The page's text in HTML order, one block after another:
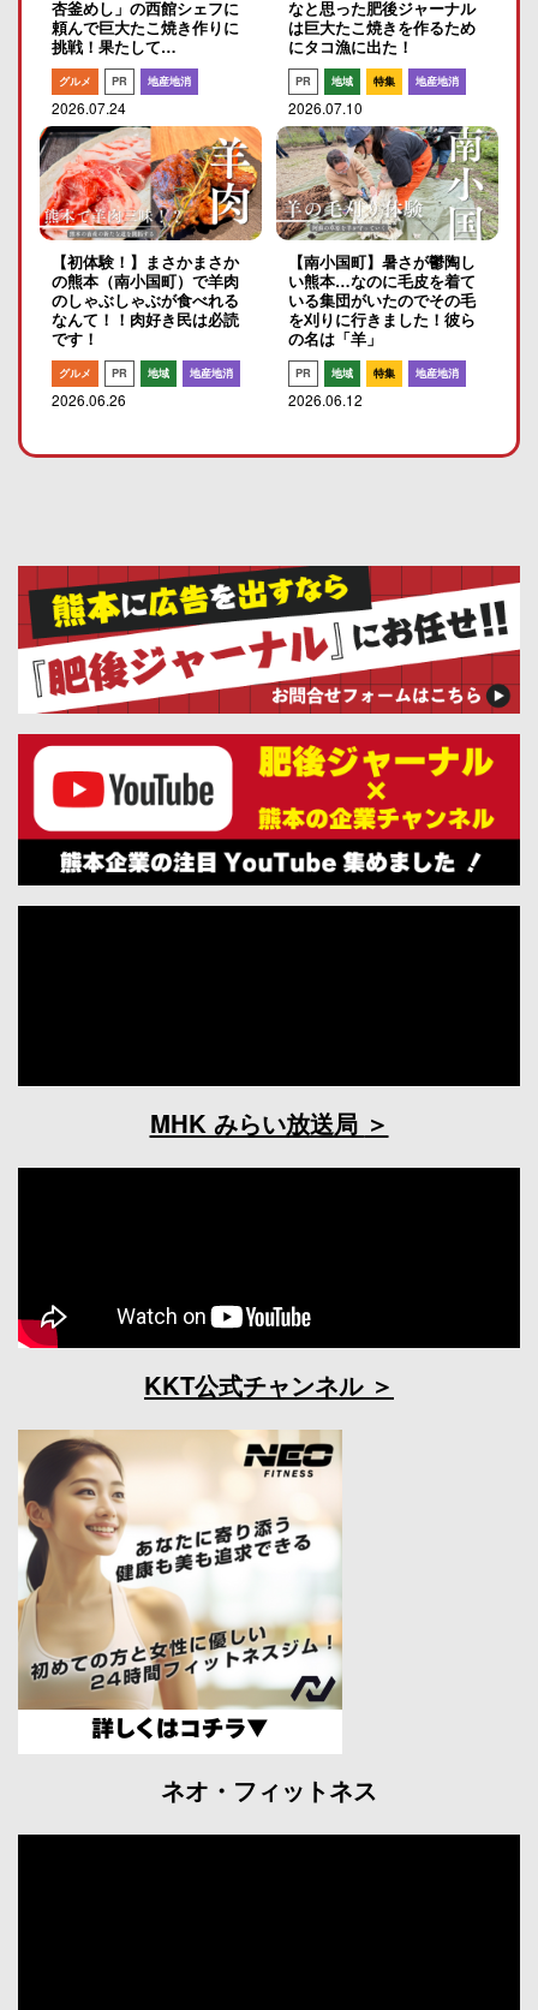
杏釜めし」の西館シェフに
頼んで巨大たこ焼き作りに
挑戦！果たして…
グルメ PR 地産地消
2026.07.24
なと思った肥後ジャーナル
は巨大たこ焼きを作るため
にタコ漁に出た！
PR 地域 特集 地産地消
2026.07.10
【初体験！】まさかまさか
の熊本（南小国町）で羊肉
のしゃぶしゃぶが食べれる
なんて！！肉好き民は必読
です！
グルメ PR 地域 地産地消
2026.06.26
【南小国町】暑さが鬱陶し
い熊本…なのに毛皮を着て
いる集団がいたのでその毛
を刈りに行きました！彼ら
の名は「羊」
PR 地域 特集 地産地消
2026.06.12
MHK みらい放送局
KKT公式チャンネル
ネオ・フィットネス